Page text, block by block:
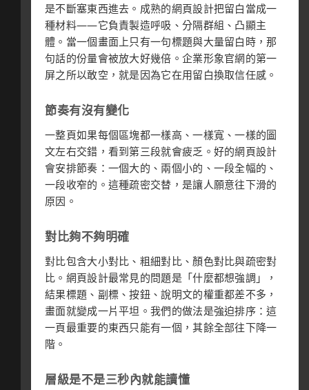
是不斷塞東西進去。成熟的網頁設計把留白當成一
種材料——它負責製造呼吸、分隔群組、凸顯主
體。當一個畫面上只有一句標題與大量留白時，那
句話的份量會被放大好幾倍。企業形象官網的第一
屏之所以敢空，就是因為它在用留白換取信任感。
節奏有沒有變化
一整頁如果每個區塊都一樣高、一樣寬、一樣的圖
文左右交錯，看到第三段就會疲乏。好的網頁設計
會安排節奏：一個大的、兩個小的、一段全幅的、
一段收窄的。這種疏密交替，是讓人願意往下滑的
原因。
對比夠不夠明確
對比包含大小對比、粗細對比、顏色對比與疏密對
比。網頁設計最常見的問題是「什麼都想強調」，
結果標題、副標、按鈕、說明文的權重都差不多，
畫面就變成一片平坦。我們的做法是強迫排序：這
一頁最重要的東西只能有一個，其餘全部往下降一
階。
層級是不是三秒內就能讀懂